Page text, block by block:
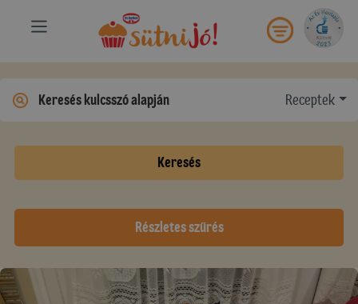
Receptek
Keresés
Részletes szűrés